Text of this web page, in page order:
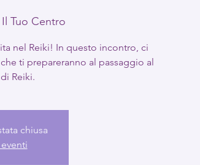
Il Tuo Centro
nel Reiki! In questo incontro, ci
ti prepareranno al passaggio al
Reiki.
chiusa